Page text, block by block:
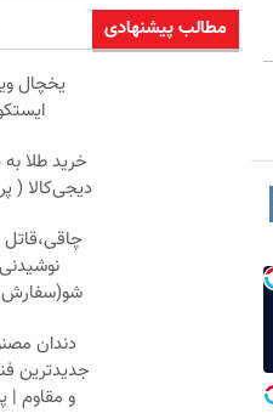
مطالب پیشنهادی
خرید طلا
دیجی‌کالا (
چاقی،قاتل
شو(سفارش
دندان
جدیدترین
و مقاوم